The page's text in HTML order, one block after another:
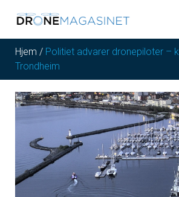
Hjem / Politiet advarer dronepiloter –
Trondheim